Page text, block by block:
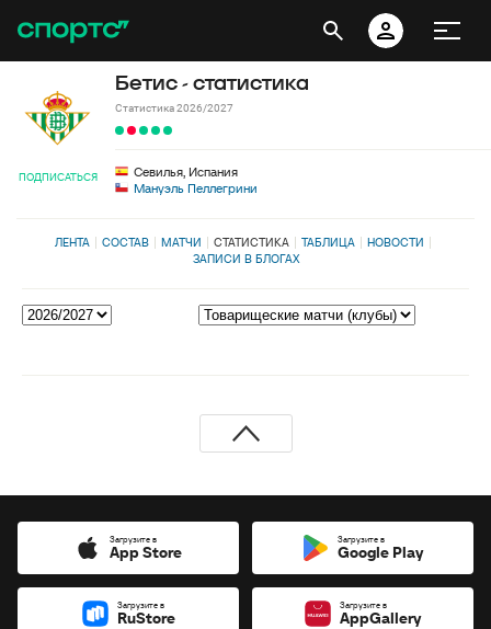
ПОДПИСАТЬСЯ
Бетис - статистика
Статистика 2026/2027
Севилья, Испания
Мануэль Пеллегрини
ЛЕНТА СОСТАВ МАТЧИ СТАТИСТИКА ТАБЛИЦА
НОВОСТИ
ЗАПИСИ В БЛОГАХ
Загрузите в
App Store
Загрузите в
Google Play
Загрузите в
RuStore
Загрузите в
AppGallery